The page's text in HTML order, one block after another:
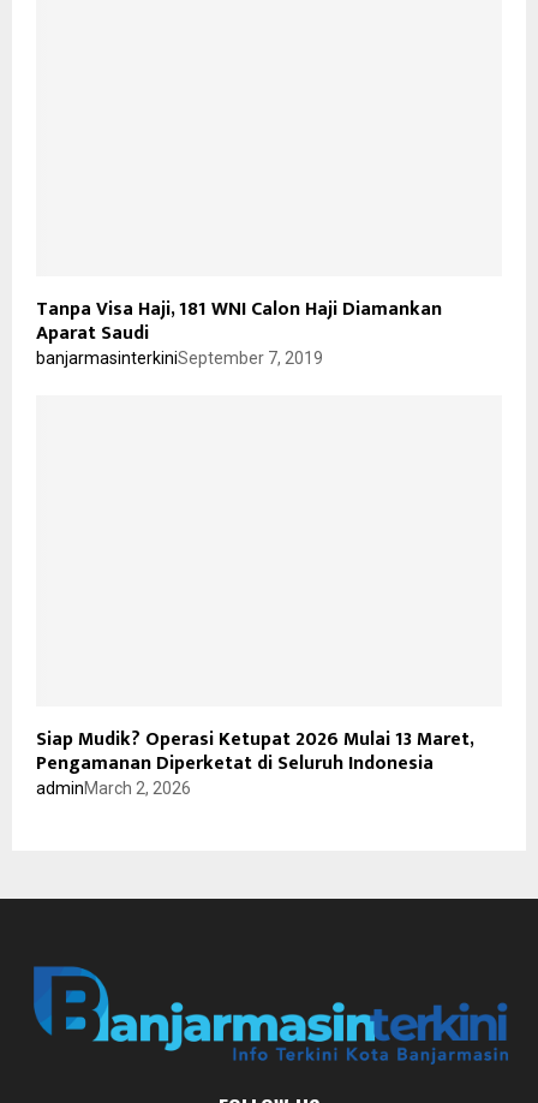
Tanpa Visa Haji, 181 WNI Calon Haji Diamankan
Aparat Saudi
banjarmasinterkiniSeptember 7, 2019
Siap Mudik? Operasi Ketupat 2026 Mulai 13 Maret,
Pengamanan Diperketat di Seluruh Indonesia
adminMarch 2, 2026